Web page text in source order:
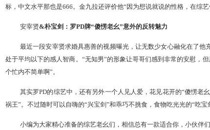
标，中文水平那也是666。金九拉还评价他“因为想说就说的性格，在综
安宰贤&朴宝剑：罗PD牌“傻愣老幺”意外的反转魅力
最近一段安宰贤求婚具惠善的视频曝光，让无数少女心融化在了
处于平均以下的感人智商。“无知男”的形象让哥哥们感到非常的安慰，
个忙内不简单啊”。
其实罗PD的综艺中，还有另外一个人见人爱，花见花开的“傻愣老
祸王”。不过随时可以自嗨的“兴宝剑”和乖巧不挑食，食物吃光光的“吃
小编为大家精心准备的综艺老幺们，相信总有一款适合你，小伙伴